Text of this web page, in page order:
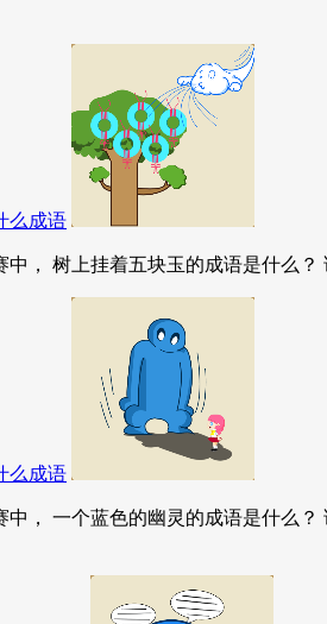
么成语
中， 树上挂着五块玉的成语是什么
么成语
中， 一个蓝色的幽灵的成语是什么